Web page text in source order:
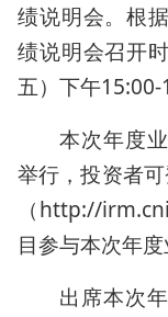
绩说明会。根
绩说明会召开
五）下午15:00-
本次年度
举行，投资者
（http://
目参与本次年度
出席本次